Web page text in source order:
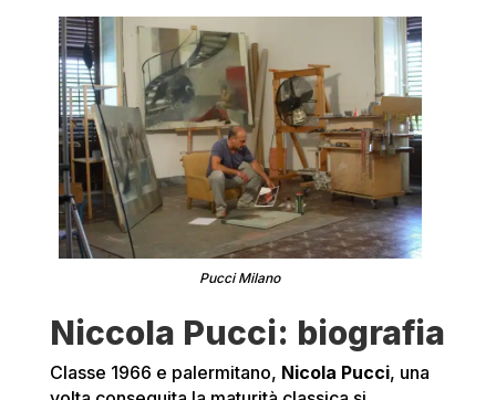
Pucci Milano
Niccola Pucci: biografia
Classe 1966 e palermitano, Nicola Pucci, una